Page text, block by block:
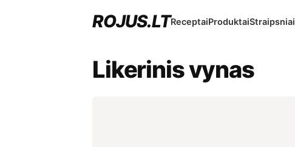
ROJUS.LTReceptaiProduktaiStraipsniai
Likerinis vynas